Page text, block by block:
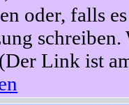
oder, falls
Link ist